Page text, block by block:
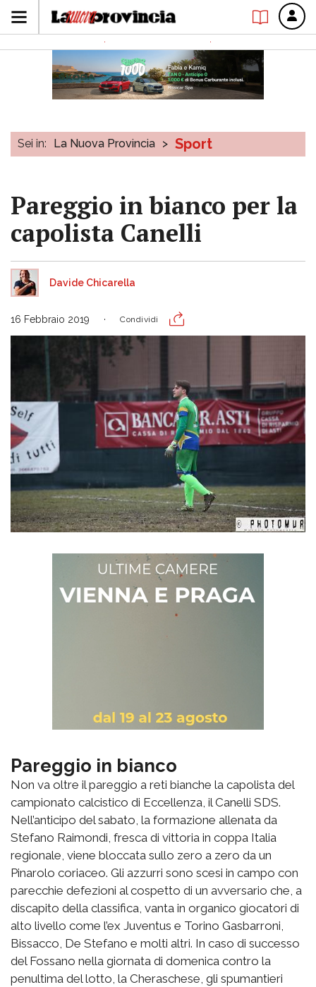
Sei in: La Nuova Provincia > Sport
Pareggio in bianco per la
capolista Canelli
Davide Chicarella
16 Febbraio 2019 Condividi
Pareggio in bianco
Non va oltre il pareggio a reti bianche la capolista del
campionato calcistico di Eccellenza, il Canelli SDS.
Nell’anticipo del sabato, la formazione allenata da
Stefano Raimondi, fresca di vittoria in coppa Italia
regionale, viene bloccata sullo zero a zero da un
Pinarolo coriaceo. Gli azzurri sono scesi in campo con
parecchie defezioni al cospetto di un avversario che, a
discapito della classifica, vanta in organico giocatori di
alto livello come l’ex Juventus e Torino Gasbarroni,
Bissacco, De Stefano e molti altri. In caso di successo
del Fossano nella giornata di domenica contro la
penultima del lotto, la Cheraschese, gli spumantieri